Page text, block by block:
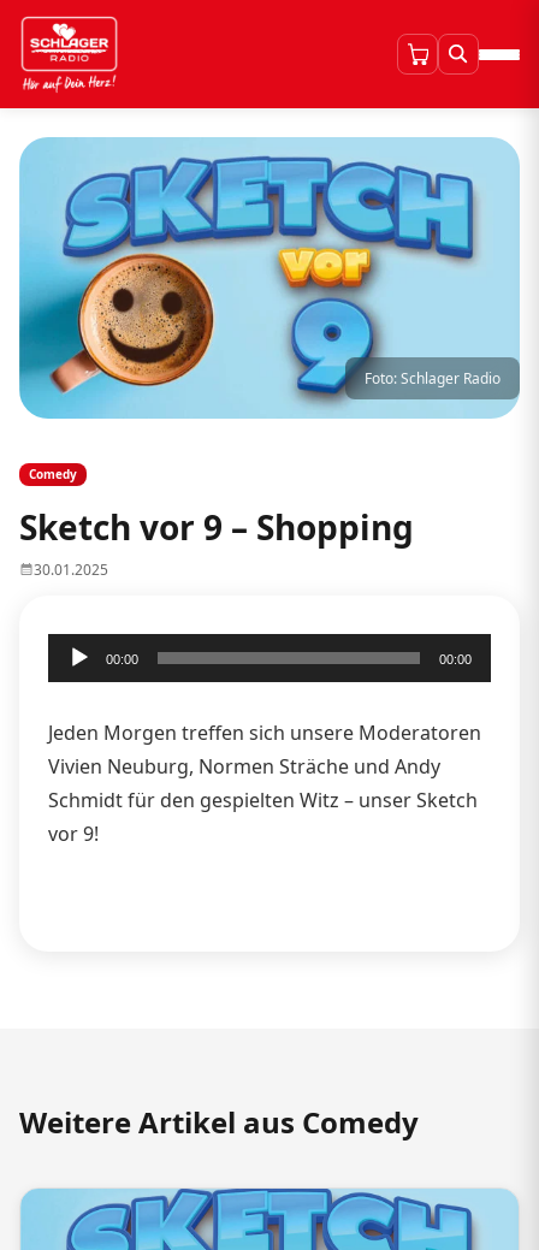
Foto: Schlager Radio
Comedy
Sketch vor 9 – Shopping
30.01.2025
Audio-
Player
00:00 00:00
Jeden Morgen treffen sich unsere Moderatoren
Vivien Neuburg, Normen Sträche und Andy
Schmidt für den gespielten Witz – unser Sketch
vor 9!
Weitere Artikel aus Comedy